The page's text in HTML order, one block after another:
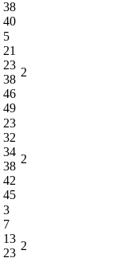
38
40
5
21
23
38
46
49
2
23
32
34
38
42
45
2
3
7
13
23
2